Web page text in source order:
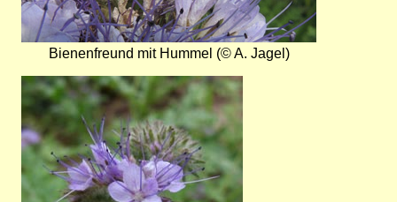
Bienenfreund mit Hummel (© A. Jagel)
Bild